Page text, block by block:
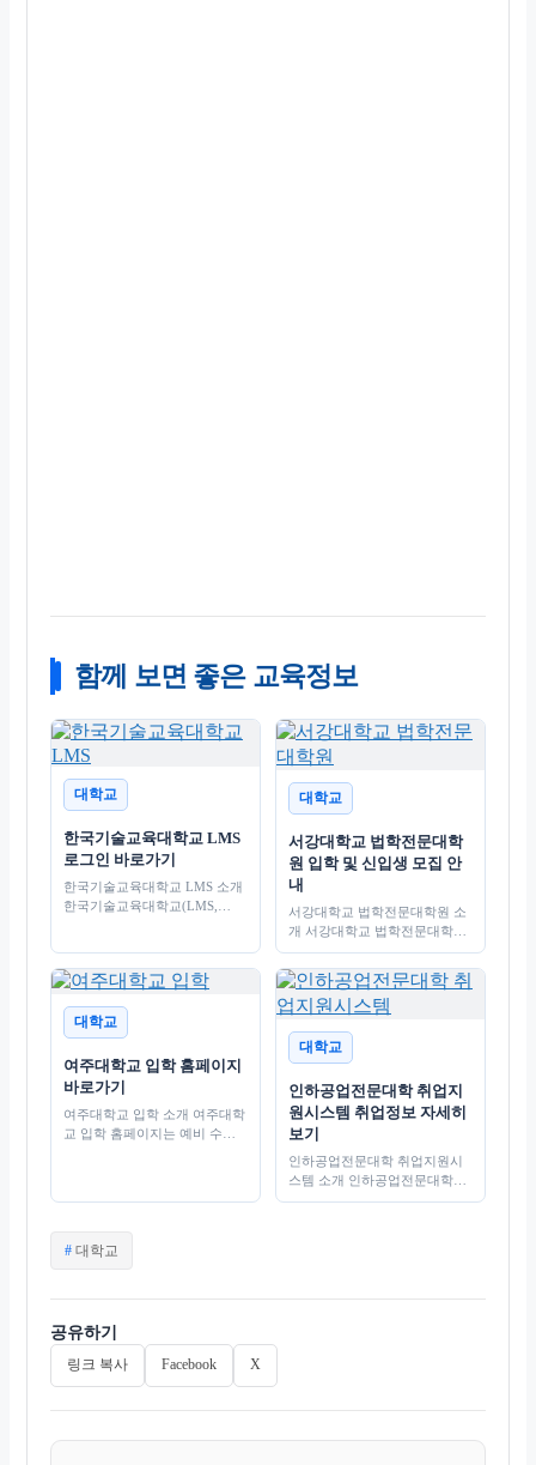
함께 보면 좋은 교육정보
대학교
한국기술교육대학교 LMS
로그인 바로가기
한국기술교육대학교 LMS 소개
한국기술교육대학교(LMS,
과 교수 간의 원활한…
대학교
서강대학교 법학전문대학
원 입학 및 신입생 모집 안
내
서강대학교 법학전문대학원 소
개 서강대학교 법학전문대학원
은 법률 분야의 전문 인재 양성
을 목표로 설립된 교육기관입니
다. 이 대학원은 법학 교육의 질
을…
대학교
여주대학교 입학 홈페이지
바로가기
여주대학교 입학 소개 여주대학
교 입학 홈페이지는 예비 수험
대학교
인하공업전문대학 취업지
원시스템 취업정보 자세히
보기
인하공업전문대학 취업지원시
스템 소개 인하공업전문대학의
취업지원시스템은 학생들의 성
태
그
대학교
공유하기
링크 복사 Facebook X